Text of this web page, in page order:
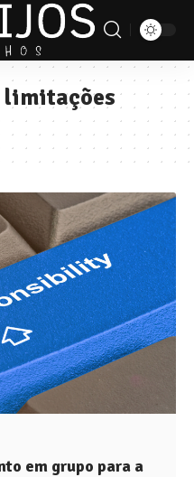
limitações
em grupo para a